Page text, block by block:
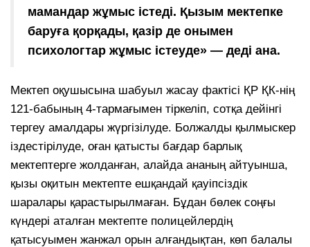
мамандар жұмыс істеді. Қызым мектепке
баруға қорқады, қазір де онымен
психологтар жұмыс істеуде» — деді ана.
Мектеп оқушысына шабуыл жасау фактісі ҚР ҚК-нің
121-бабының 4-тармағымен тіркеліп, сотқа дейінгі
тергеу амалдары жүргізілуде. Болжалды қылмыскер
іздестірілуде, оған қатысты бағдар барлық
мектептерге жолданған, алайда ананың айтуынша,
қызы оқитын мектепте ешқандай қауіпсіздік
шаралары қарастырылмаған. Бұдан бөлек соңғы
күндері аталған мектепте полицейлердің
қатысуымен жанжал орын алғандықтан, көп балалы